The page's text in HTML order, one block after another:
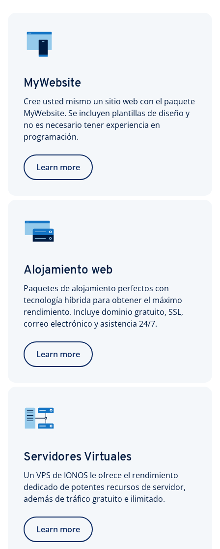
MyWebsite
Cree usted mismo un sitio web con el paquete
MyWebsite. Se incluyen plantillas de diseño y
no es necesario tener experiencia en
programación.
Learn more
Alojamiento web
Paquetes de alojamiento perfectos con
tecnología híbrida para obtener el máximo
rendimiento. Incluye dominio gratuito, SSL,
correo electrónico y asistencia 24/7.
Learn more
Servidores Virtuales
Un VPS de IONOS le ofrece el rendimiento
dedicado de potentes recursos de servidor,
además de tráfico gratuito e ilimitado.
Learn more